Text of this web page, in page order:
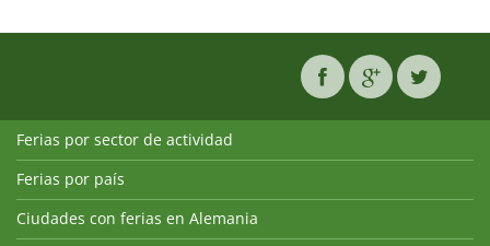
Ferias por sector de actividad
Ferias por país
Ciudades con ferias en Alemania